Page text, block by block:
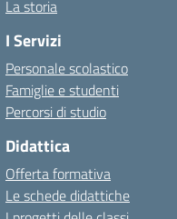
La storia
I Servizi
Personale scolastico
Famiglie e studenti
Percorsi di studio
Didattica
Offerta formativa
Le schede didattiche